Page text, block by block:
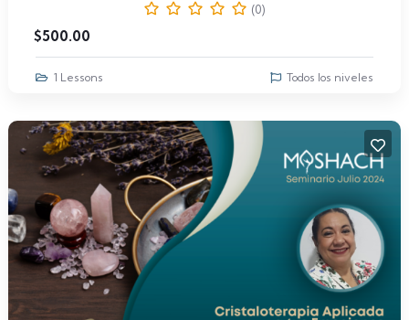
(0)
$500.00
1 Lessons Todos los niveles